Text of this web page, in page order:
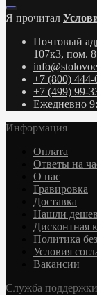
Я прочитал
Почтовый
107к3, пом.
+7 (800) 444-
+7 (499) 99-
Ежедневно
Информация
Оплата
Ответы на
О нас
Гравировка
Доставка
Нашли
Дисконтная
Политика
Условия
Вакансии
Служба поддержки